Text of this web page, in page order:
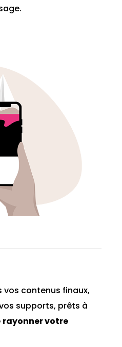
vos contenus finaux,
supports, prêts à
rayonner votre